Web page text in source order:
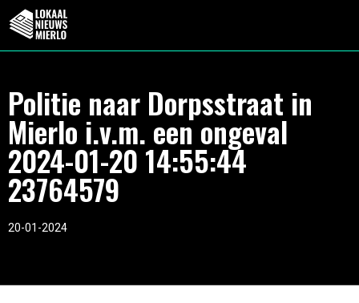
Politie naar Dorpsstraat in
Mierlo i.v.m. een ongeval
2024-01-20 14:55:44
23764579
20-01-2024